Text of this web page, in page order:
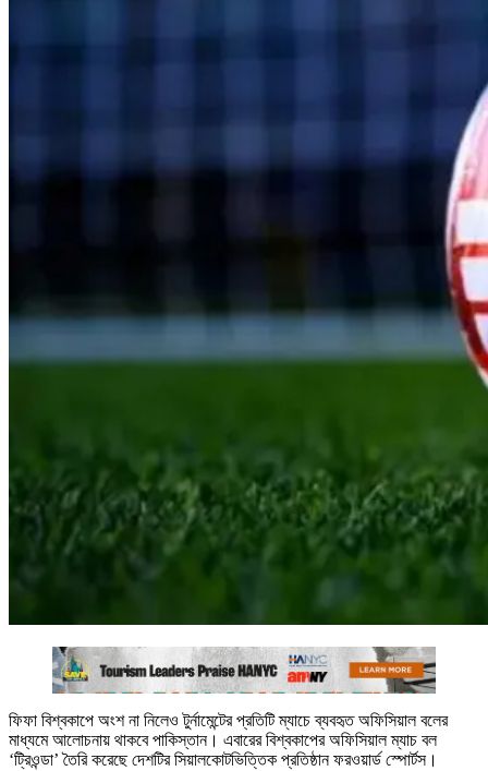
ফিফা বিশ্বকাপে অংশ না নিলেও টুর্নামেন্টের প্রতিটি ম্যাচে ব্যবহৃত অফিসিয়াল বলের
মাধ্যমে আলোচনায় থাকবে পাকিস্তান। এবারের বিশ্বকাপের অফিসিয়াল ম্যাচ বল
‘ট্রিওন্ডা’ তৈরি করেছে দেশটির সিয়ালকোটভিত্তিক প্রতিষ্ঠান ফরওয়ার্ড স্পোর্টস।